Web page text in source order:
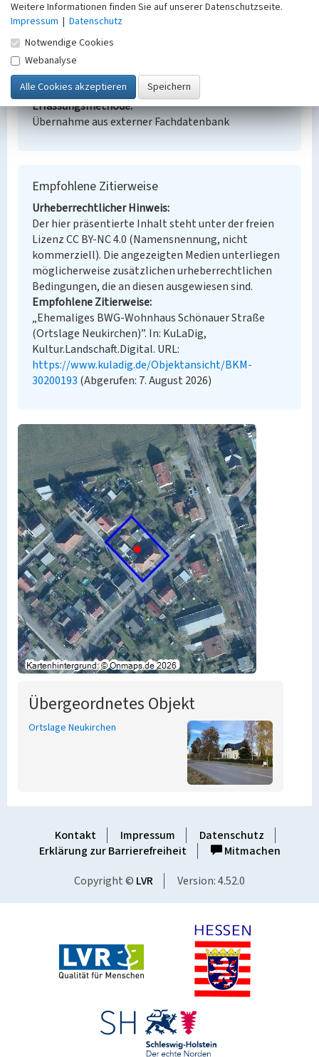
Ort
Neukirchen
Fachsicht(en)
Denkmalpflege
Erfassungsmaßstab
i.d.R. 1:5.000 (größer als 1:20.000)
Erfassungsmethode
Übernahme aus externer Fachdatenbank
Empfohlene Zitierweise
Urheberrechtlicher Hinweis
Der hier präsentierte Inhalt steht unter der freien
Lizenz CC BY-NC 4.0 (Namensnennung, nicht
kommerziell). Die angezeigten Medien unterliegen
möglicherweise zusätzlichen urheberrechtlichen
Bedingungen, die an diesen ausgewiesen sind.
Empfohlene Zitierweise
„Ehemaliges BWG-Wohnhaus Schönauer Straße
(Ortslage Neukirchen)”. In: KuLaDig,
Kultur.Landschaft.Digital. URL:
https://www.kuladig.de/Objektansicht/BKM-
30200193 (Abgerufen: 7. August 2026)
Übergeordnetes Objekt
Ortslage Neukirchen
Kontakt Impressum
Datenschutz
Erklärung zur Barrierefreiheit
Mitmachen
Copyright © LVR Version: 4.52.0
Weitere Informationen finden Sie auf unserer Datenschutzseite.
Impressum | Datenschutz
Notwendige Cookies
Webanalyse